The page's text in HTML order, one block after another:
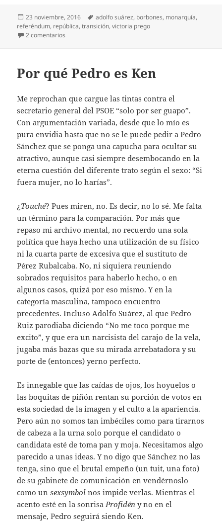
Publicado
el
23 noviembre, 2016 Etiquetas
adolfo suárez, borbones, monarquía,
referéndum, república,transición,victoria prego
2 comentarios
Por qué Pedro es Ken
Me reprochan que cargue las tintas contra el
secretario general del PSOE “solo por ser guapo”.
Con argumentación variada, desde que lo mío es
pura envidia hasta que no se le puede pedir a Pedro
Sánchez que se ponga una capucha para ocultar su
atractivo, aunque casi siempre desembocando en la
eterna cuestión del diferente trato según el sexo: “Si
fuera mujer, no lo harías”.
¿ Touché? Pues miren, no. Es decir, no lo sé. Me falta
un término para la comparación. Por más que
repaso mi archivo mental, no recuerdo una sola
política que haya hecho una utilización de su físico
ni la cuarta parte de excesiva que el sustituto de
Pérez Rubalcaba. No, ni siquiera reuniendo
sobrados requisitos para haberlo hecho, o en
algunos casos, quizá por eso mismo. Y en la
categoría masculina, tampoco encuentro
precedentes. Incluso Adolfo Suárez, al que Pedro
Ruiz parodiaba diciendo “No me toco porque me
excito”, y que era un narcisista del carajo de la vela,
jugaba más bazas que su mirada arrebatadora y su
porte de (entonces) yerno perfecto.
Es innegable que las caídas de ojos, los hoyuelos o
las boquitas de piñón rentan su porción de votos en
esta sociedad de la imagen y el culto a la apariencia.
Pero aún no somos tan imbéciles como para tirarnos
de cabeza a la urna solo porque el candidato o
candidata esté de toma pan y moja. Necesitamos algo
parecido a unas ideas. Y no digo que Sánchez no las
tenga, sino que el brutal empeño (un tuit, una foto)
de su gabinete de comunicación en vendérnoslo
como unsexsymbol nos impide verlas. Mientras el
acento esté en la sonrisa Profidén y no en el
mensaje, Pedro seguirá siendo Ken.